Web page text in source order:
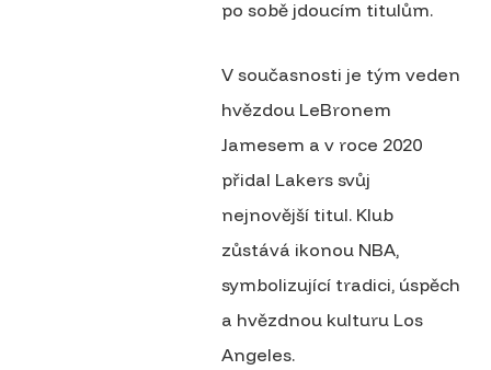
po sobě jdoucím titulům.
V současnosti je tým veden
hvězdou LeBronem
Jamesem a v roce 2020
přidal Lakers svůj
nejnovější titul. Klub
zůstává ikonou NBA,
symbolizující tradici, úspěch
a hvězdnou kulturu Los
Angeles.